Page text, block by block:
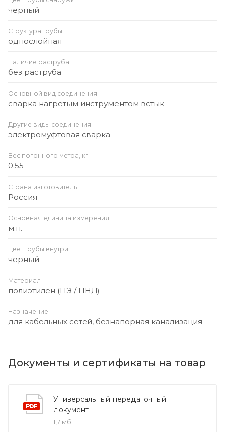
черный
Структура трубы
однослойная
Наличие раструба
без раструба
Основной вид соединения
сварка нагретым инструментом встык
Другие виды соединения
электромуфтовая сварка
Вес погонного метра, кг
0.55
Страна изготовитель
Россия
Основная единица измерения
м.п.
Цвет трубы внутри
черный
Материал
полиэтилен (ПЭ / ПНД)
Назначение
для кабельных сетей, безнапорная канализация
Документы и сертификаты на товар
Универсальный передаточный
документ
1,7 мб